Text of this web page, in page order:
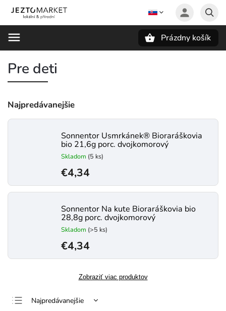
Prázdny košík
Pre deti
Najpredávanejšie
Sonnentor Usmrkánek® Bioraráškovia
bio 21,6g porc. dvojkomorový
Skladom (5 ks)
€4,34
Sonnentor Na kute Bioraráškovia bio
28,8g porc. dvojkomorový
Skladom (>5 ks)
€4,34
Zobraziť viac produktov
Najpredávanejšie